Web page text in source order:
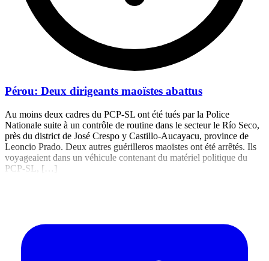
Pérou: Deux dirigeants maoïstes abattus
Au moins deux cadres du PCP-SL ont été tués par la Police
Nationale suite à un contrôle de routine dans le secteur le Río Seco,
près du district de José Crespo y Castillo-Aucayacu, province de
Leoncio Prado. Deux autres guérilleros maoïstes ont été arrêtés. Ils
voyageaient dans un véhicule contenant du matériel politique du
PCP-SL, […]